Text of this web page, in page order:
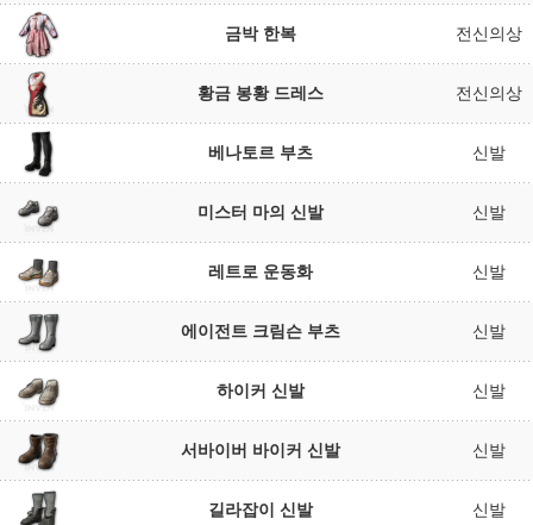
금박 한복 전신의상
황금 봉황 드레스 전신의상
베나토르 부츠 신발
미스터 마의 신발 신발
레트로 운동화 신발
에이전트 크림슨 부츠 신발
하이커 신발 신발
서바이버 바이커 신발 신발
길라잡이 신발 신발